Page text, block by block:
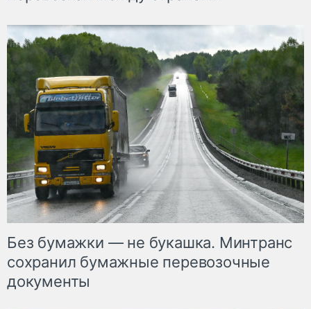
Без бумажки — не букашка. Минтранс
сохранил бумажные перевозочные
документы